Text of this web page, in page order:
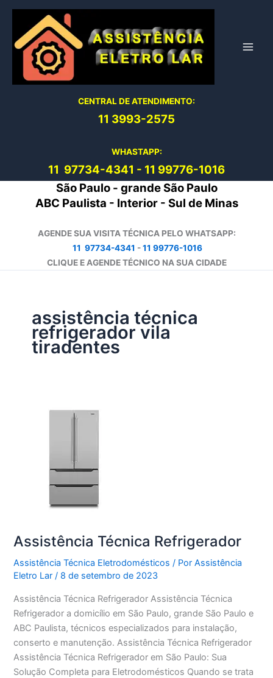
conteúdo
CENTRAL DE ATENDIMENTO:
11 3993-2575
WHASTAPP:
11 97734-4341 - 11 99776-1016
São Paulo - grande São Paulo
ABC Paulista - Interior - Sul de Minas
AGENDE SUA VISITA TÉCNICA PELO WHATSAPP:
11 97734-4341 -11 99776-1016
CLIQUE E AGENDE TÉCNICO NA SUA CIDADE
assistência técnica
refrigerador vila
tiradentes
Assistência Técnica Refrigerador
Assistência Técnica Eletrodomésticos / PorAssistência
Eletro Lar/ 8 de setembro de 2023
Assistência Técnica Refrigerador Assistência Técnica
Refrigerador a domicílio em São Paulo, grande São Paulo e
ABC Paulista, técnicos especializados para instalação,
conserto e manutenção. Assistência Técnica Refrigerador
Assistência Técnica Refrigerador em São Paulo: Sua
Solução Completa para Eletrodomésticos Quando se trata